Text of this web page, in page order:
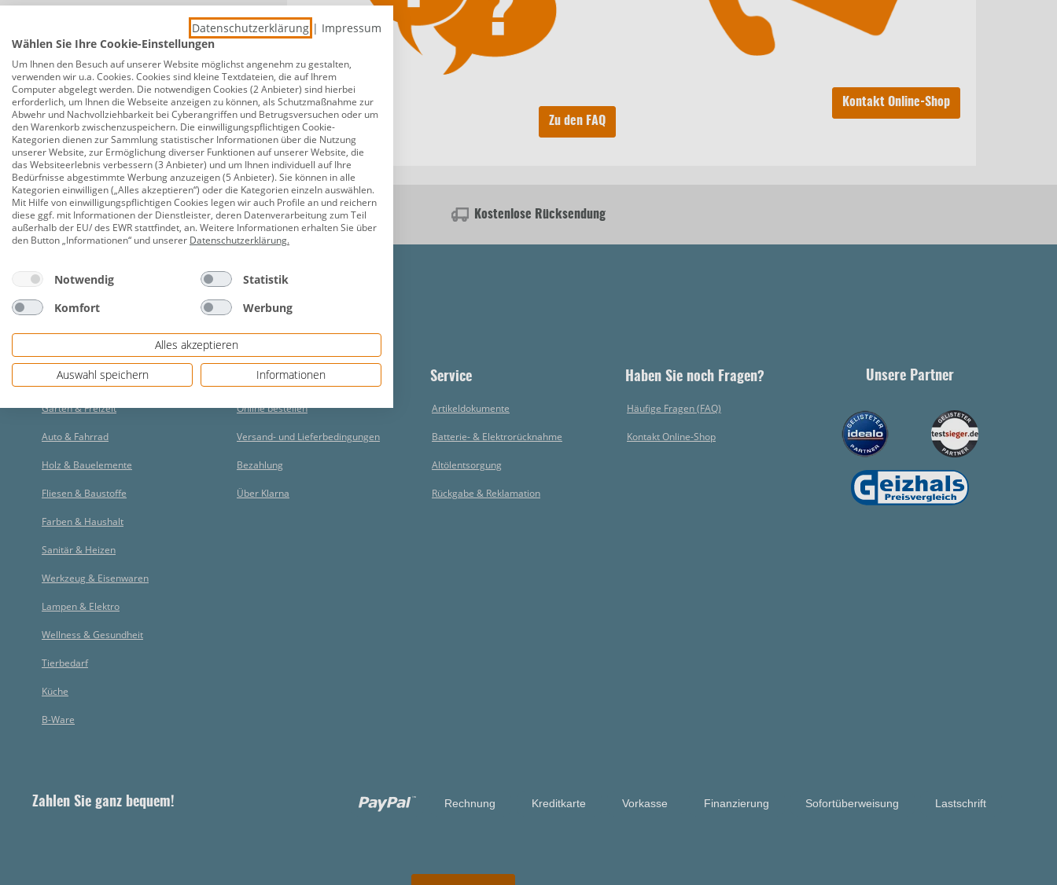
Zu den FAQ
Kontakt Online-Shop
Kostenlose Rücksendung
Unser Sortiment
Garten & Freizeit
Auto & Fahrrad
Holz & Bauelemente
Fliesen & Baustoffe
Farben & Haushalt
Sanitär & Heizen
Werkzeug & Eisenwaren
Lampen & Elektro
Wellness & Gesundheit
Tierbedarf
Küche
B-Ware
Onlineshop
Online bestellen
Versand- und Lieferbedingungen
Bezahlung
Über Klarna
Service
Artikeldokumente
Batterie- & Elektrorücknahme
Altölentsorgung
Rückgabe & Reklamation
Haben Sie noch Fragen?
Häufige Fragen (FAQ)
Kontakt Online-Shop
Unsere Partner
Zahlen Sie ganz bequem! Rechnung Kreditkarte Vorkasse Finanzierung Sofortüberweisung Lastschrift
Datenschutzerklärung | Impressum
Wählen Sie Ihre Cookie-Einstellungen
Um Ihnen den Besuch auf unserer Website möglichst angenehm zu gestalten,
verwenden wir u.a. Cookies. Cookies sind kleine Textdateien, die auf Ihrem
Computer abgelegt werden. Die notwendigen Cookies (2 Anbieter) sind hierbei
erforderlich, um Ihnen die Webseite anzeigen zu können, als Schutzmaßnahme zur
Abwehr und Nachvollziehbarkeit bei Cyberangriffen und Betrugsversuchen oder um
den Warenkorb zwischenzuspeichern. Die einwilligungspflichtigen Cookie-
Kategorien dienen zur Sammlung statistischer Informationen über die Nutzung
unserer Website, zur Ermöglichung diverser Funktionen auf unserer Website, die
das Websiteerlebnis verbessern (3 Anbieter) und um Ihnen individuell auf Ihre
Bedürfnisse abgestimmte Werbung anzuzeigen (5 Anbieter). Sie können in alle
Kategorien einwilligen („Alles akzeptieren“) oder die Kategorien einzeln auswählen.
Mit Hilfe von einwilligungspflichtigen Cookies legen wir auch Profile an und reichern
diese ggf. mit Informationen der Dienstleister, deren Datenverarbeitung zum Teil
außerhalb der EU/ des EWR stattfindet, an. Weitere Informationen erhalten Sie über
den Button „Informationen“ und unserer Datenschutzerklärung.
Notwendig
Statistik
Komfort
Werbung
Alles akzeptieren
Auswahl speichern
Informationen